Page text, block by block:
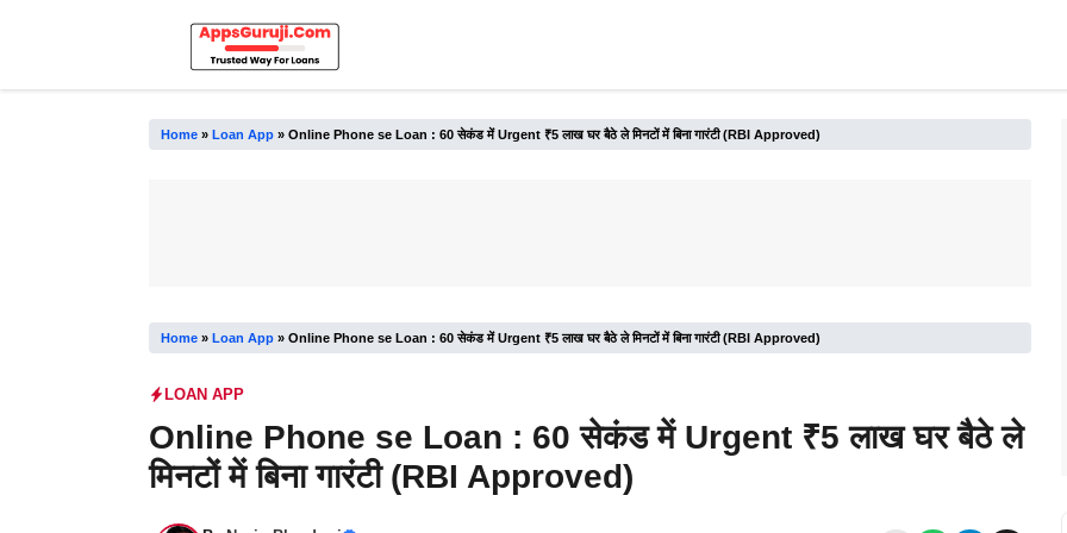
Home» Loan App» Online Phone se Loan : 60 सेकंड में Urgent ₹5 लाख घर बैठे ले मिनटों में बिना गारंटी (RBI Approved)
Home» Loan App» Online Phone se Loan : 60 सेकंड में Urgent ₹5 लाख घर बैठे ले मिनटों में बिना गारंटी (RBI Approved)
LOAN APP
Online Phone se Loan : 60 सेकंड में Urgent ₹5 लाख घर बैठे ले
मिनटों में बिना गारंटी (RBI Approved)